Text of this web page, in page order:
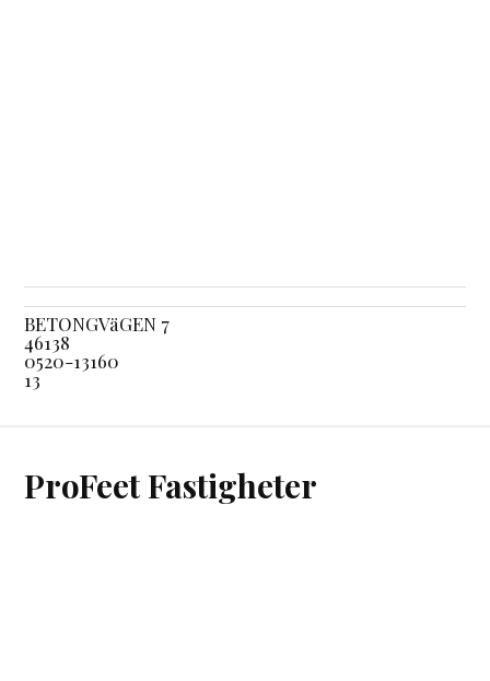
BETONGVäGEN 7
46138
0520-13160
13
ProFeet Fastigheter